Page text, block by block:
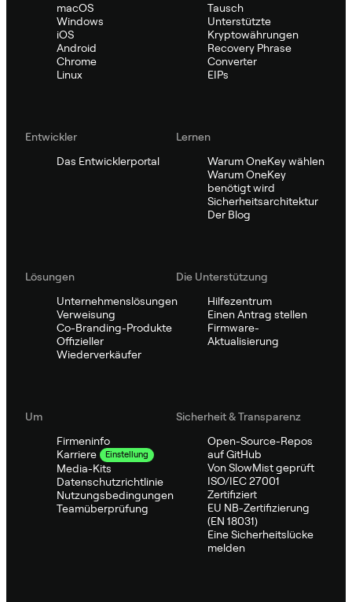
macOS
Windows
iOS
Android
Chrome
Linux
Tausch
Unterstützte
Kryptowährungen
Recovery Phrase
Converter
EIPs
Entwickler
Das Entwicklerportal
Lernen
Warum OneKey wählen
Warum OneKey
benötigt wird
Sicherheitsarchitektur
Der Blog
Lösungen
Unternehmenslösungen
Verweisung
Co-Branding-Produkte
Offizieller
Wiederverkäufer
Die Unterstützung
Hilfezentrum
Einen Antrag stellen
Firmware-
Aktualisierung
Um
Firmeninfo
Karriere
Einstellung
Media-Kits
Datenschutzrichtlinie
Nutzungsbedingungen
Teamüberprüfung
Sicherheit & Transparenz
Open-Source-Repos
auf GitHub
Von SlowMist geprüft
ISO/IEC 27001
Zertifiziert
EU NB-Zertifizierung
(EN 18031)
Eine Sicherheitslücke
melden